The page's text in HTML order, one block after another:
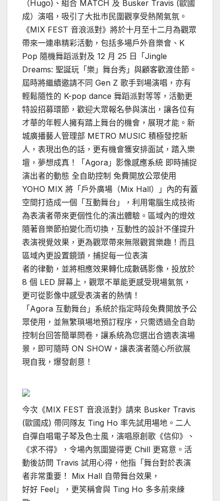
（Hugo)、組合 MATCH 及 Busker Travis (歐國
成）演唱，吸引了大批市民圍觀享受熱鬧氣氛。
《MIX FEST 音浪派對》將於十月至十二月為觀眾
帶來一連串精彩活動，包括多場戶外音樂會、K
Pop 隨機舞蹈派對及 12 月 25 日「Jingle
Dreams: 聖誕玩「樂」舞台秀」與顧客歡渡佳節。
屆時將繼續邀請不同 Gen Z 歌手到場演唱，亦有
輕鬆隨性的 K-pop dance 舞蹈派對等等，活動更
特設招募環節，歡迎大眾報名參與演出，讓各位有
才華的年輕人擁有踏上舞台的機會，展現才能。新
城廣播藝人管理部 METRO MUSIC 積極發挖新
人，表現出色的話，更有機會獲安排面試，踏入樂
壇，夢想成真！「Agora」影像感應系統 即時捕捉
演出者的動態 全自助控制 免費開放公眾使用
YOHO MIX 將「戶外廣場（Mix Hall）」內的有蓋
空間打造成一個「互動舞台」，利用電腦生成技術
為表演者帶來更個性化的演出體驗。區域內的燈效
隨著音樂節拍變化而切換，互動性的設計不僅提升
表演視覺效果，更為觀眾帶來無限觀賞樂趣！而且
區域內更設置鏡頭，捕捉每一位表演
者的律動，並將相應效果轉化成數碼影像，投放於
8 個 LED 屏幕上，觀眾不單能更感受現場氣氛，
更可從影像中感受表演者的熱情！
「Agora 互動舞台」系統於指定時段免費開放予公
眾使用，並無繁瑣場地預訂程序，只需透過全自助
控制台回答簡單問卷，讓系統為您選出合適表演場
景，即可隨時 ON SHOW，讓表演者隨心所欲展
現自我，爆發創意！
今次《MIX FEST 音浪派對》請來 Busker Travis
(歐國成) 帶同隊友 Ting Ho 率先試用場地。二人
自彈自唱電子琴及色士風，演唱原創歌《信仰》、
《求不得》，令場內氛圍變得更 Chill 更寫意。活
動後訪問 Travis 試用心得，他指「舞台對於表演
者非常重要！ Mix Hall 自帶舞台效果，
好好 Feel」，更笑稱會與 Ting Ho 多多前來練